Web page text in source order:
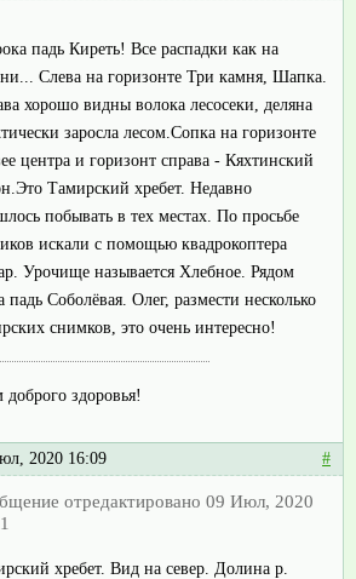
падь Киреть! Все распадки как на
Слева на горизонте Три камня, Шапка.
хорошо видны волока лесосеки, деляна
заросла лесом.Сопка на горизонте
центра и горизонт справа - Кяхтинский
Тамирский хребет. Недавно
побывать в тех местах. По просьбе
искали с помощью квадрокоптера
Урочище называется Хлебное. Рядом
падь Соболёвая. Олег, размести несколько
снимков, это очень интересно!
доброго здоровья!
2020 16:09 #
отредактировано 09 Июл, 2020
хребет. Вид на север. Долина р.